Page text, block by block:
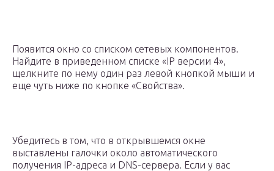
Появится окно со списком сетевых компонентов.
Найдите в приведенном списке «IP версии 4»,
щелкните по нему один раз левой кнопкой мыши и
еще чуть ниже по кнопке «Свойства».
Убедитесь в том, что в открывшемся окне
выставлены галочки около автоматического
получения IP-адреса и DNS-сервера. Если у вас